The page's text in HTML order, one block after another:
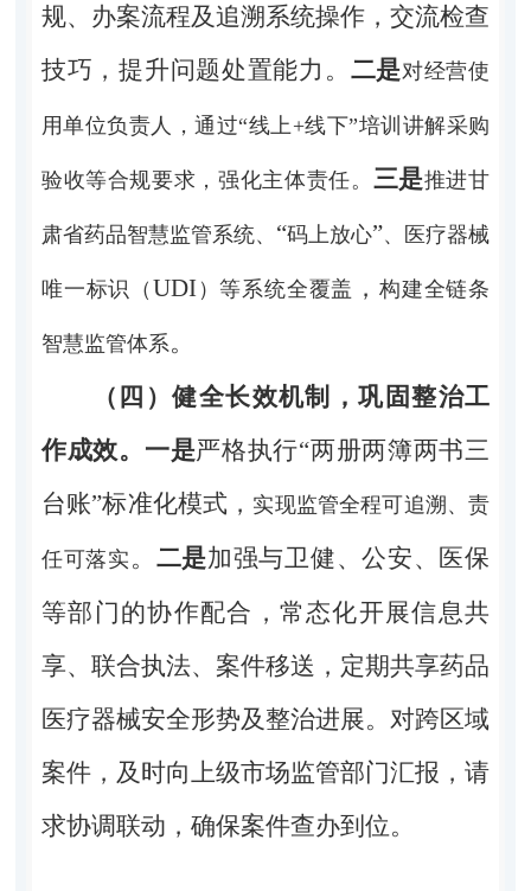
规、办案流程及追溯系统操作，交流检查
技巧，提升问题处置能力。 二是对经营使
用单位负责人，通过“线上+线下”培训讲解采购
验收等合规要求，强化主体责任。 三是推进甘
肃省药品智慧监管系统、 “码上放心”、医疗器械
唯一标识（ UDI）等系统全覆盖 ， 构建全链条
智慧监管体系。
（四）健全长效机制，巩固整治工
作成效。 一是严格执行“两册两簿两书三
台账”标准化模式， 实现监管全程可追溯、责
任可落实 。 二是加强与卫健、公安、医保
等部门的协作配合，常态化开展信息共
享、联合执法、案件移送，定期共享药品
医疗器械安全形势及整治进展。对跨区域
案件，及时向上级市场监管部门汇报，请
求协调联动，确保案件查办到位。